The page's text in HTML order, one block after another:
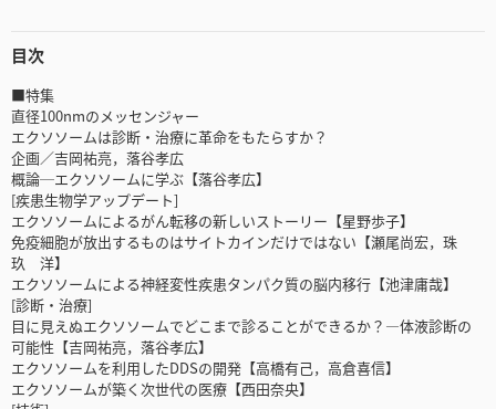
目次
■特集
直径100nmのメッセンジャー
エクソソームは診断・治療に革命をもたらすか？
企画／吉岡祐亮，落谷孝広
概論─エクソソームに学ぶ【落谷孝広】
[疾患生物学アップデート]
エクソソームによるがん転移の新しいストーリー【星野歩子】
免疫細胞が放出するものはサイトカインだけではない【瀬尾尚宏，珠
玖 洋】
エクソソームによる神経変性疾患タンパク質の脳内移行【池津庸哉】
[診断・治療]
目に見えぬエクソソームでどこまで診ることができるか？―体液診断の
可能性【吉岡祐亮，落谷孝広】
エクソソームを利用したDDSの開発【高橋有己，高倉喜信】
エクソソームが築く次世代の医療【西田奈央】